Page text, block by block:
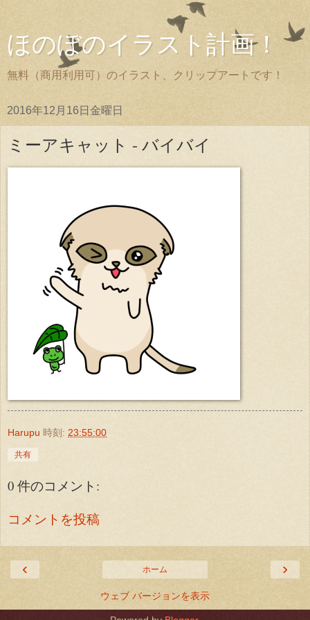
ほのぼのイラスト計画！
無料（商用利用可）のイラスト、クリップアートです！
2016年12月16日金曜日
ミーアキャット - バイバイ
Harupu 時刻: 23:55:00
共有
0 件のコメント:
コメントを投稿
‹ ›
ホーム
ウェブ バージョンを表示